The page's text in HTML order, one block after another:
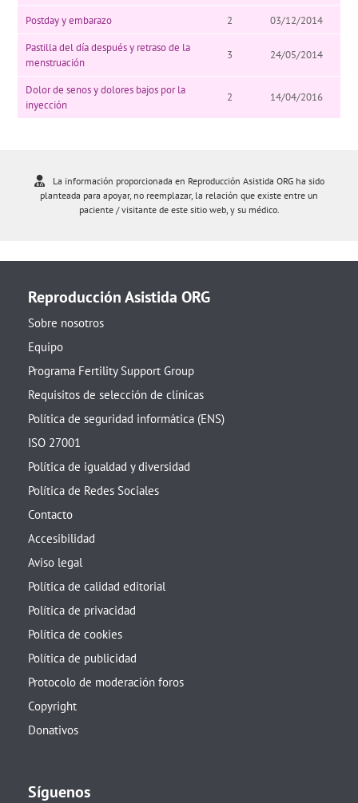
Postday y embarazo 2
03/12/2014
Pastilla del día después y retraso de la
menstruación
3 24/05/2014
Dolor de senos y dolores bajos por la
inyección
2 14/04/2016
La información proporcionada en Reproducción Asistida ORG ha sido
planteada para apoyar, no reemplazar, la relación que existe entre un
paciente / visitante de este sitio web, y su médico.
Reproducción Asistida ORG
Sobre nosotros
Equipo
Programa Fertility Support Group
Requisitos de selección de clínicas
Política de seguridad informática (ENS)
ISO 27001
Política de igualdad y diversidad
Política de Redes Sociales
Contacto
Accesibilidad
Aviso legal
Política de calidad editorial
Política de privacidad
Política de cookies
Política de publicidad
Protocolo de moderación foros
Copyright
Donativos
Síguenos